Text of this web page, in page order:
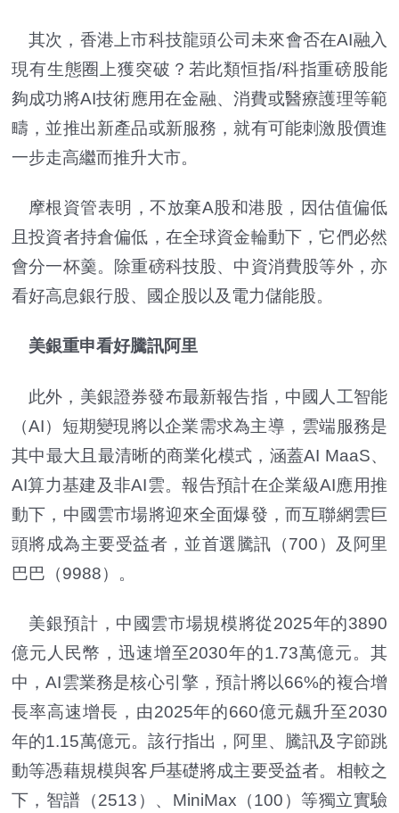
其次，香港上市科技龍頭公司未來會否在AI融入
現有生態圈上獲突破？若此類恒指/科指重磅股能
夠成功將AI技術應用在金融、消費或醫療護理等範
疇，並推出新產品或新服務，就有可能刺激股價進
一步走高繼而推升大市。
摩根資管表明，不放棄A股和港股，因估值偏低
且投資者持倉偏低，在全球資金輪動下，它們必然
會分一杯羹。除重磅科技股、中資消費股等外，亦
看好高息銀行股、國企股以及電力儲能股。
美銀重申看好騰訊阿里
此外，美銀證券發布最新報告指，中國人工智能
（AI）短期變現將以企業需求為主導，雲端服務是
其中最大且最清晰的商業化模式，涵蓋AI MaaS、
AI算力基建及非AI雲。報告預計在企業級AI應用推
動下，中國雲市場將迎來全面爆發，而互聯網雲巨
頭將成為主要受益者，並首選騰訊（700）及阿里
巴巴（9988）。
美銀預計，中國雲市場規模將從2025年的3890
億元人民幣，迅速增至2030年的1.73萬億元。其
中，AI雲業務是核心引擎，預計將以66%的複合增
長率高速增長，由2025年的660億元飆升至2030
年的1.15萬億元。該行指出，阿里、騰訊及字節跳
動等憑藉規模與客戶基礎將成主要受益者。相較之
下，智譜（2513）、MiniMax（100）等獨立實驗